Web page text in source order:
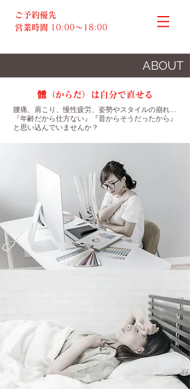
ご予約優先
営業時間 10:00～18:00​
ABOUT
體（からだ）は自分で直せる
腰痛、肩こり、慢性疲労、姿勢やスタイルの崩れ…
『年齢だから仕方ない』『昔からそうだったから』
と思い込んでいませんか？